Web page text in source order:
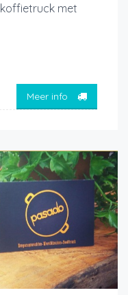
met
Meer info